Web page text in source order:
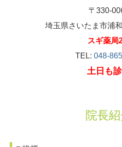
〒330-
埼玉県さいたま市浦
スギ薬局
TEL: 048-
土日も
院長